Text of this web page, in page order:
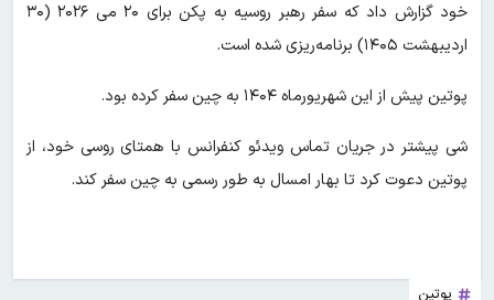
خود گزارش داد که سفر رهبر روسیه به پکن برای ۲۰ می ۲۰۲۶ (۳۰
اردیبهشت ۱۴۰۵) برنامه‌ریزی شده است.
پوتین پیش از این شهریورماه ۱۴۰۴ به چین سفر کرده بود.
شی پیشتر در جریان تماس ویدئو کنفرانس با همتای روسی خود، از
پوتین دعوت کرد تا بهار امسال به طور رسمی به چین سفر کند.
پوتین